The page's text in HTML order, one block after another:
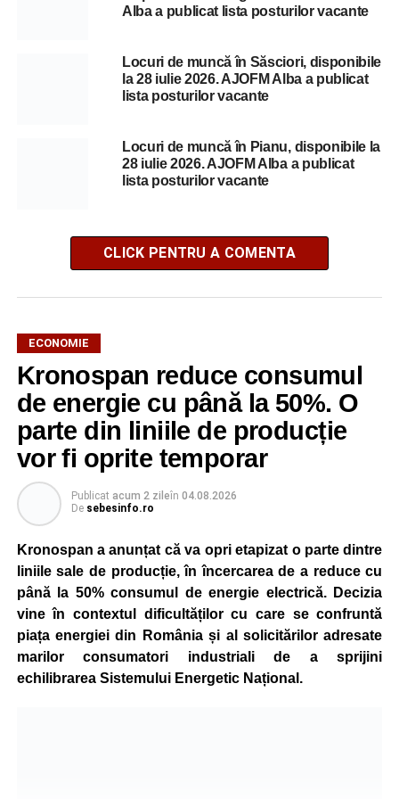
Alba a publicat lista posturilor vacante
Locuri de muncă în Săsciori, disponibile
la 28 iulie 2026. AJOFM Alba a publicat
lista posturilor vacante
Locuri de muncă în Pianu, disponibile la
28 iulie 2026. AJOFM Alba a publicat
lista posturilor vacante
CLICK PENTRU A COMENTA
ECONOMIE
Kronospan reduce consumul
de energie cu până la 50%. O
parte din liniile de producție
vor fi oprite temporar
Publicat acum 2 zileîn 04.08.2026
De sebesinfo.ro
Kronospan a anunțat că va opri etapizat o parte dintre
liniile sale de producție, în încercarea de a reduce cu
până la 50% consumul de energie electrică. Decizia
vine în contextul dificultăților cu care se confruntă
piața energiei din România și al solicitărilor adresate
marilor consumatori industriali de a sprijini
echilibrarea Sistemului Energetic Național.